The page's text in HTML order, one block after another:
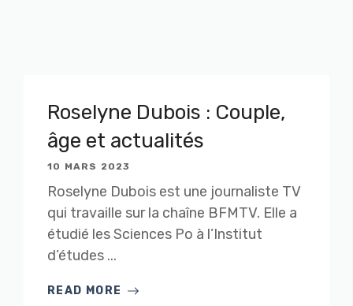
Roselyne Dubois : Couple,
âge et actualités
10 MARS 2023
Roselyne Dubois est une journaliste TV
qui travaille sur la chaîne BFMTV. Elle a
étudié les Sciences Po à l’Institut
d’études ...
READ MORE